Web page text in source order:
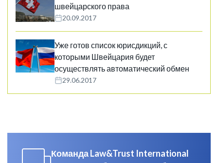
швейцарского права
20.09.2017
Уже готов список юрисдикций, с
которыми Швейцария будет
осуществлять автоматический обмен
29.06.2017
Команда Law&Trust International